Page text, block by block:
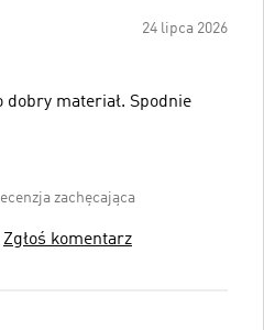
24 lipca 2026
dobry materiał. Spodnie
zachęcająca
Zgłoś komentarz